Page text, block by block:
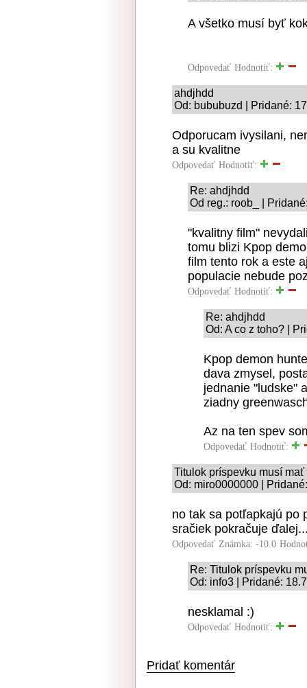
A všetko musí byť
Odpovedať Hodnotiť:
ahdjhdd
Od: bububuzd | Pridané:
Odporucam ivysilani,
a su kvalitne
Odpovedať Hodnotiť:
Re: ahdjhdd
Od reg.: roob_ |
"kvalitny film"
tomu blizi Kpop
film tento rok a este
populacie nebude
Odpovedať Hodnotiť:
Re: ahdjhdd
Od: A co z toho? |
Kpop demon
dava zmysel,
jednanie "ludske"
ziadny
Az na ten spev
Odpovedať Hodnotiť:
Titulok príspevku musí
Od: miro0000000 |
no tak sa potľapkajú po
sračiek pokračuje
Odpovedať Známka: -10.0
Re: Titulok príspevku
Od: info3 | Pridané:
nesklamal :)
Odpovedať Hodnotiť:
Pridať komentár